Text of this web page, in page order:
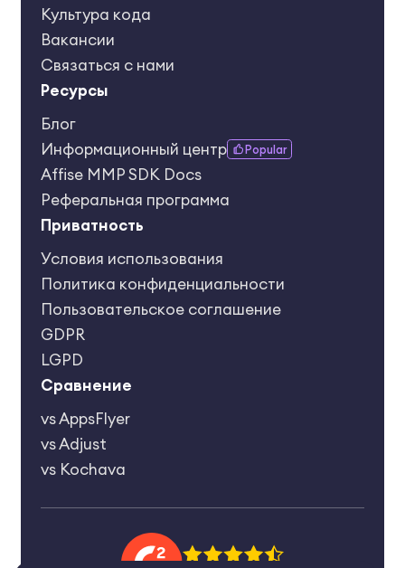
Культура кода
Вакансии
Связаться с нами
Ресурсы
Блог
Информационный центр
Popular
Affise MMP SDK Docs
Реферальная программа
Приватность
Условия использования
Политика конфиденциальности
Пользовательское соглашение
GDPR
LGPD
Сравнение
vs AppsFlyer
vs Adjust
vs Kochava